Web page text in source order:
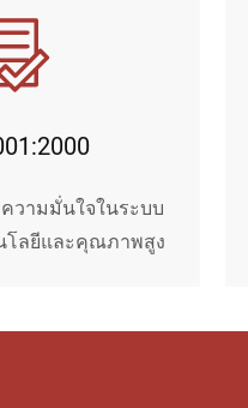
วามมั่นใจในระบบ
โลยีและคุณภาพสูง